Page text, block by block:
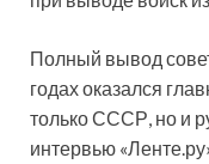
Полный вывод
годах оказался
только СССР, но и
интервью